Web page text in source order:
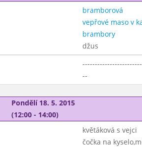
bramborová
vepřové maso v
brambory
džus
--
Pondělí 18. 5. 2015
(12:00 - 14:00)
květáková s vejci
čočka na